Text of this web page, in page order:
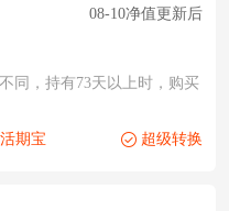
08-10净值更新后
同，持有73天以上时，购买
期宝 超级转换